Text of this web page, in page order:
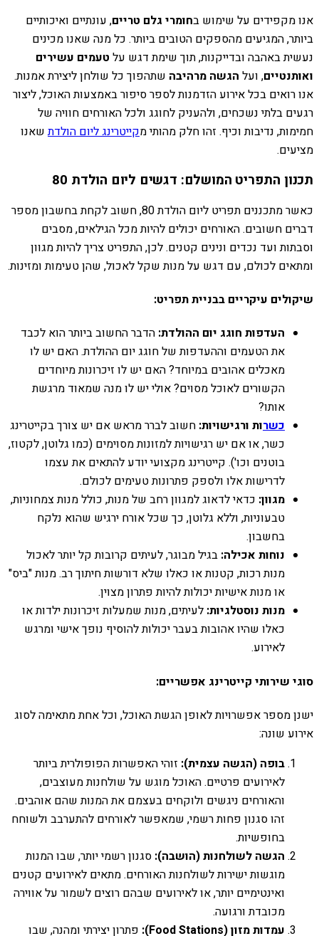
אנו מקפידים על שימוש בחומרי גלם טריים, עונתיים ואיכותיים
ביותר, המגיעים מהספקים הטובים ביותר. כל מנה שאנו מכינים
נעשית באהבה ובדייקנות, תוך שימת דגש על טעמים עשירים
ואותנטיים, ועל הגשה מרהיבה שתהפוך כל שולחן ליצירת אמנות.
אנו רואים בכל אירוע הזדמנות לספר סיפור באמצעות האוכל, ליצור
רגעים בלתי נשכחים, ולהעניק לחוגג ולכל האורחים חוויה של
חמימות, נדיבות וכיף. זהו חלק מהותי מקייטרינג ליום הולדתשאנו
מציעים.
תכנון התפריט המושלם: דגשים ליום הולדת 80
כאשר מתכננים תפריט ליום הולדת 80, חשוב לקחת בחשבון מספר
דברים חשובים. האורחים יכולים להיות מכל הגילאים, מסבים
וסבתות ועד נכדים ונינים קטנים. לכן, התפריט צריך להיות מגוון
ומתאים לכולם, עם דגש על מנות שקל לאכול, שהן טעימות ומזינות.
שיקולים עיקריים בבניית תפריט:
העדפות חוגג יום ההולדת: הדבר החשוב ביותר הוא לכבד
את הטעמים וההעדפות של חוגג יום ההולדת. האם יש לו
מאכלים אהובים במיוחד? האם יש לו זיכרונות מיוחדים
הקשורים לאוכל מסוים? אולי יש לו מנה שמאוד מרגשת
אותו?
כשרות ורגישויות: חשוב לברר מראש אם יש צורך בקייטרינג
כשר, או אם יש רגישויות למזונות מסוימים (כמו גלוטן, לקטוז,
בוטנים וכו'). קייטרינג מקצועי יודע להתאים את עצמו
לדרישות אלו ולספק פתרונות טעימים לכולם.
מגוון: כדאי לדאוג למגוון רחב של מנות, כולל מנות צמחוניות,
טבעוניות, וללא גלוטן, כך שכל אורח ירגיש שהוא נלקח
בחשבון.
נוחות אכילה: בגיל מבוגר, לעיתים קרובות קל יותר לאכול
מנות רכות, קטנות או כאלו שלא דורשות חיתוך רב. מנות "ביס"
או מנות אישיות יכולות להיות פתרון מצוין.
מנות נוסטלגיות: לעיתים, מנות שמעלות זיכרונות ילדות או
כאלו שהיו אהובות בעבר יכולות להוסיף נופך אישי ומרגש
לאירוע.
סוגי שירותי קייטרינג אפשריים:
ישנן מספר אפשרויות לאופן הגשת האוכל, וכל אחת מתאימה לסוג
אירוע שונה:
בופה (הגשה עצמית): זוהי האפשרות הפופולרית ביותר
לאירועים פרטיים. האוכל מוגש על שולחנות מעוצבים,
והאורחים ניגשים ולוקחים בעצמם את המנות שהם אוהבים.
זהו סגנון פחות רשמי, שמאפשר לאורחים להתערבב ולשוחח
בחופשיות.
הגשה לשולחנות (הושבה): סגנון רשמי יותר, שבו המנות
מוגשות ישירות לשולחנות האורחים. מתאים לאירועים קטנים
ואינטימיים יותר, או לאירועים שבהם רוצים לשמור על אווירה
מכובדת ורגועה.
עמדות מזון (Food Stations):
פתרון יצירתי ומהנה, שבו